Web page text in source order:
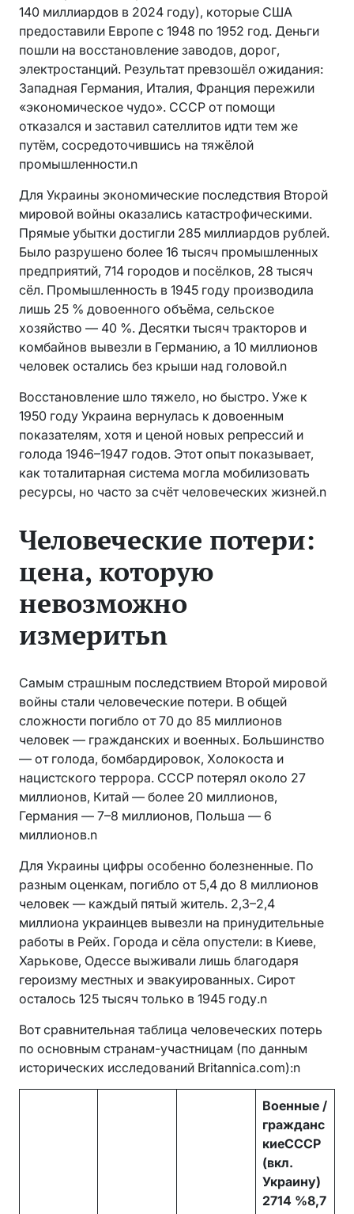
140 миллиардов в 2024 году), которые США
предоставили Европе с 1948 по 1952 год. Деньги
пошли на восстановление заводов, дорог,
электростанций. Результат превзошёл ожидания:
Западная Германия, Италия, Франция пережили
«экономическое чудо». СССР от помощи
отказался и заставил сателлитов идти тем же
путём, сосредоточившись на тяжёлой
промышленности.n
Для Украины экономические последствия Второй
мировой войны оказались катастрофическими.
Прямые убытки достигли 285 миллиардов рублей.
Было разрушено более 16 тысяч промышленных
предприятий, 714 городов и посёлков, 28 тысяч
сёл. Промышленность в 1945 году производила
лишь 25 % довоенного объёма, сельское
хозяйство — 40 %. Десятки тысяч тракторов и
комбайнов вывезли в Германию, а 10 миллионов
человек остались без крыши над головой.n
Восстановление шло тяжело, но быстро. Уже к
1950 году Украина вернулась к довоенным
показателям, хотя и ценой новых репрессий и
голода 1946–1947 годов. Этот опыт показывает,
как тоталитарная система могла мобилизовать
ресурсы, но часто за счёт человеческих жизней.n
Человеческие потери:
цена, которую
невозможно
измеритьn
Самым страшным последствием Второй мировой
войны стали человеческие потери. В общей
сложности погибло от 70 до 85 миллионов
человек — гражданских и военных. Большинство
— от голода, бомбардировок, Холокоста и
нацистского террора. СССР потерял около 27
миллионов, Китай — более 20 миллионов,
Германия — 7–8 миллионов, Польша — 6
миллионов.n
Для Украины цифры особенно болезненные. По
разным оценкам, погибло от 5,4 до 8 миллионов
человек — каждый пятый житель. 2,3–2,4
миллиона украинцев вывезли на принудительные
работы в Рейх. Города и сёла опустели: в Киеве,
Харькове, Одессе выживали лишь благодаря
героизму местных и эвакуированных. Сирот
осталось 125 тысяч только в 1945 году.n
Вот сравнительная таблица человеческих потерь
по основным странам-участницам (по данным
исторических исследований Britannica.com):n
Военные /
гражданс
киеСССР
(вкл.
Украину)
2714 %8,7